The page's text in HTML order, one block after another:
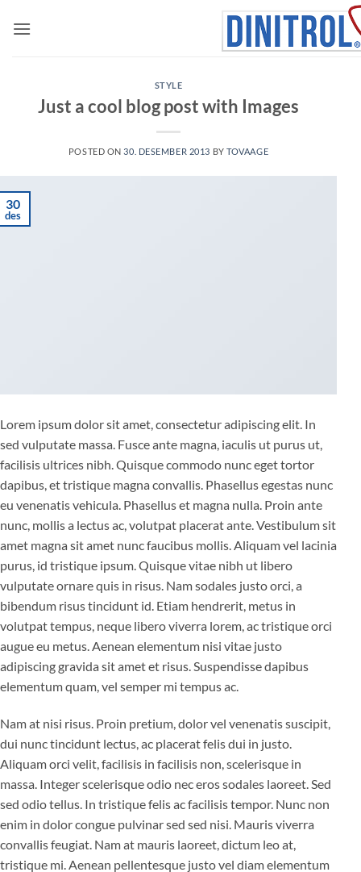
STYLE
Just a cool blog post with Images
POSTED ON 30. DESEMBER 2013 BYTOVAAGE
30
des
Lorem ipsum dolor sit amet, consectetur adipiscing elit. In
sed vulputate massa. Fusce ante magna, iaculis ut purus ut,
facilisis ultrices nibh. Quisque commodo nunc eget tortor
dapibus, et tristique magna convallis. Phasellus egestas nunc
eu venenatis vehicula. Phasellus et magna nulla. Proin ante
nunc, mollis a lectus ac, volutpat placerat ante. Vestibulum sit
amet magna sit amet nunc faucibus mollis. Aliquam vel lacinia
purus, id tristique ipsum. Quisque vitae nibh ut libero
vulputate ornare quis in risus. Nam sodales justo orci, a
bibendum risus tincidunt id. Etiam hendrerit, metus in
volutpat tempus, neque libero viverra lorem, ac tristique orci
augue eu metus. Aenean elementum nisi vitae justo
adipiscing gravida sit amet et risus. Suspendisse dapibus
elementum quam, vel semper mi tempus ac.
Nam at nisi risus. Proin pretium, dolor vel venenatis suscipit,
dui nunc tincidunt lectus, ac placerat felis dui in justo.
Aliquam orci velit, facilisis in facilisis non, scelerisque in
massa. Integer scelerisque odio nec eros sodales laoreet. Sed
sed odio tellus. In tristique felis ac facilisis tempor. Nunc non
enim in dolor congue pulvinar sed sed nisi. Mauris viverra
convallis feugiat. Nam at mauris laoreet, dictum leo at,
tristique mi. Aenean pellentesque justo vel diam elementum